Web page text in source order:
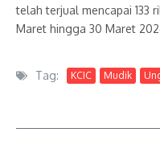
telah terjual mencapai 133
Maret hingga 30 Maret
Tag: KCIC Mudik